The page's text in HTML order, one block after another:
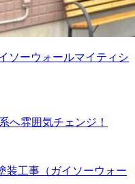
ソーウォールマイティシ
へ雰囲気チェンジ！
装工事（ガイソーウォー